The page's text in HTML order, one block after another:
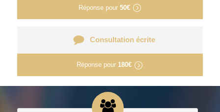
Réponse pour 50€
Consultation écrite
Réponse pour 180€